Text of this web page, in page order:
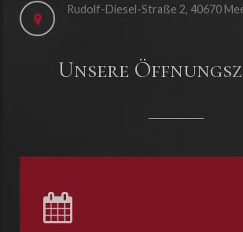
Rudolf-Diesel-Straße 2, 40670
Unsere